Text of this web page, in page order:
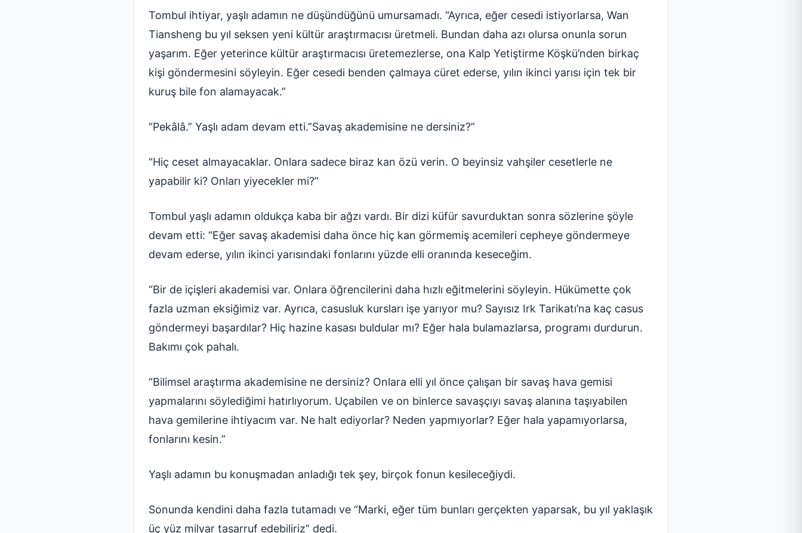
Tombul ihtiyar, yaşlı adamın ne düşündüğünü umursamadı. “Ayrıca, eğer cesedi istiyorlarsa, Wan
Tiansheng bu yıl seksen yeni kültür araştırmacısı üretmeli. Bundan daha azı olursa onunla sorun
yaşarım. Eğer yeterince kültür araştırmacısı üretemezlerse, ona Kalp Yetiştirme Köşkü’nden birkaç
kişi göndermesini söyleyin. Eğer cesedi benden çalmaya cüret ederse, yılın ikinci yarısı için tek bir
kuruş bile fon alamayacak.”
“Pekâlâ.” Yaşlı adam devam etti.”Savaş akademisine ne dersiniz?”
“Hiç ceset almayacaklar. Onlara sadece biraz kan özü verin. O beyinsiz vahşiler cesetlerle ne
yapabilir ki? Onları yiyecekler mi?”
Tombul yaşlı adamın oldukça kaba bir ağzı vardı. Bir dizi küfür savurduktan sonra sözlerine şöyle
devam etti: “Eğer savaş akademisi daha önce hiç kan görmemiş acemileri cepheye göndermeye
devam ederse, yılın ikinci yarısındaki fonlarını yüzde elli oranında keseceğim.
“Bir de içişleri akademisi var. Onlara öğrencilerini daha hızlı eğitmelerini söyleyin. Hükümette çok
fazla uzman eksiğimiz var. Ayrıca, casusluk kursları işe yarıyor mu? Sayısız Irk Tarikatı’na kaç casus
göndermeyi başardılar? Hiç hazine kasası buldular mı? Eğer hala bulamazlarsa, programı durdurun.
Bakımı çok pahalı.
“Bilimsel araştırma akademisine ne dersiniz? Onlara elli yıl önce çalışan bir savaş hava gemisi
yapmalarını söylediğimi hatırlıyorum. Uçabilen ve on binlerce savaşçıyı savaş alanına taşıyabilen
hava gemilerine ihtiyacım var. Ne halt ediyorlar? Neden yapmıyorlar? Eğer hala yapamıyorlarsa,
fonlarını kesin.”
Yaşlı adamın bu konuşmadan anladığı tek şey, birçok fonun kesileceğiydi.
Sonunda kendini daha fazla tutamadı ve “Marki, eğer tüm bunları gerçekten yaparsak, bu yıl yaklaşık
üç yüz milyar tasarruf edebiliriz” dedi.